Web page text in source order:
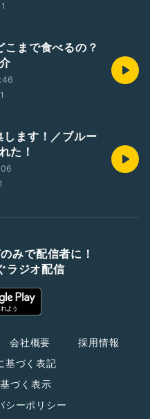
まで食べるの？
ます！／ブルー
た！
みで配信者に！
ラジオ配信
会社概要
採用情報
基づく表記
づく表示
シーポリシー